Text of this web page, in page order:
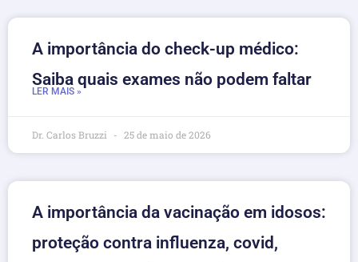
A importância do check-up médico:
Saiba quais exames não podem faltar
LER MAIS »
Dr. Carlos Bruzzi 25 de maio de 2026
A importância da vacinação em idosos:
proteção contra influenza, covid,